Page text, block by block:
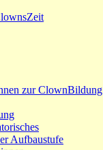
zur ClownBildung
Aufbaustufe